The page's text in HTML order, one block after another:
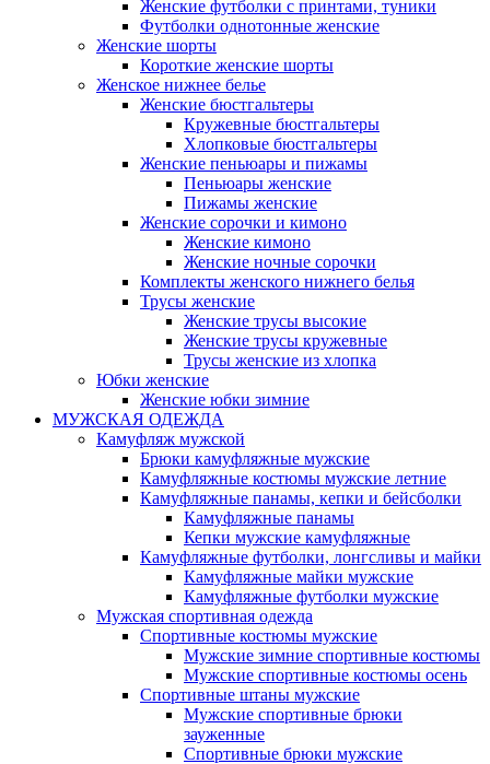
Женские футболки с принтами, туники
Футболки однотонные женские
Женские шорты
Короткие женские шорты
Женское нижнее белье
Женские бюстгальтеры
Кружевные бюстгальтеры
Хлопковые бюстгальтеры
Женские пеньюары и пижамы
Пеньюары женские
Пижамы женские
Женские сорочки и кимоно
Женские кимоно
Женские ночные сорочки
Комплекты женского нижнего белья
Трусы женские
Женские трусы высокие
Женские трусы кружевные
Трусы женские из хлопка
Юбки женские
Женские юбки зимние
МУЖСКАЯ ОДЕЖДА
Камуфляж мужской
Брюки камуфляжные мужские
Камуфляжные костюмы мужские летние
Камуфляжные панамы, кепки и бейсболки
Камуфляжные панамы
Кепки мужские камуфляжные
Камуфляжные футболки, лонгсливы и майки
Камуфляжные майки мужские
Камуфляжные футболки мужские
Мужская спортивная одежда
Спортивные костюмы мужские
Мужские зимние спортивные костюмы
Мужские спортивные костюмы осень
Спортивные штаны мужские
Мужские спортивные брюки
зауженные
Спортивные брюки мужские